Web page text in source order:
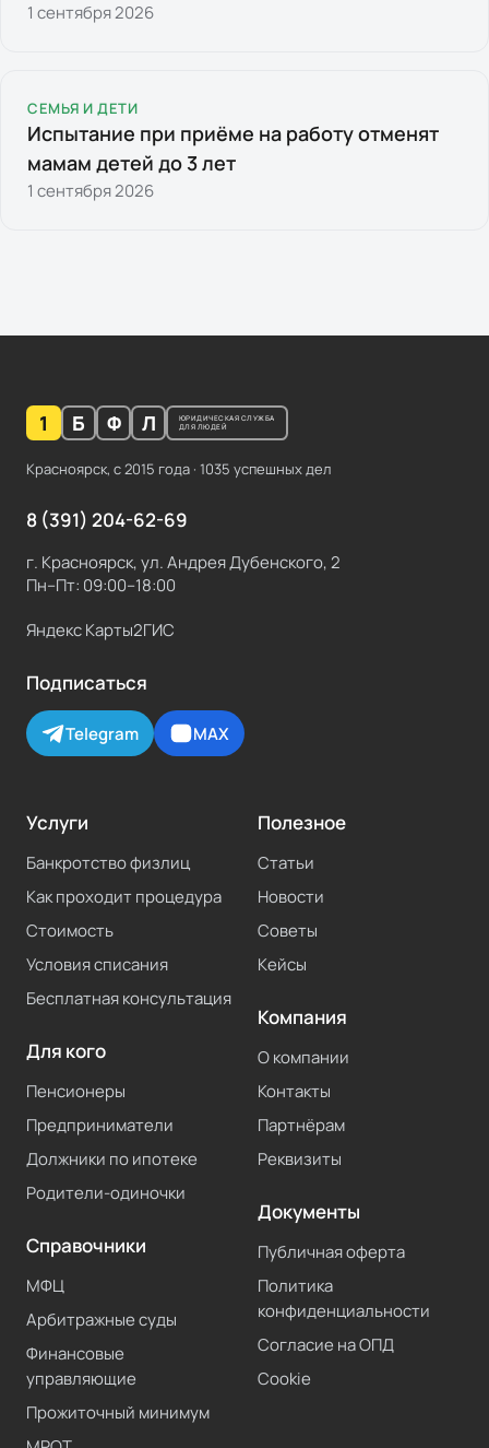
1 сентября 2026
СЕМЬЯ И ДЕТИ
Испытание при приёме на работу отменят
мамам детей до 3 лет
1 сентября 2026
1 Б Ф Л
ЮРИДИЧЕСКАЯ СЛУЖБА
ДЛЯ ЛЮДЕЙ
Красноярск, с2015 года · 1035 успешных дел
8 (391) 204-62-69
г. Красноярск, ул. Андрея Дубенского, 2
Пн–Пт: 09:00–18:00
Яндекс Карты2ГИС
Подписаться
Telegram MAX
Услуги
Банкротство физлиц
Как проходит процедура
Стоимость
Условия списания
Бесплатная консультация
Для кого
Пенсионеры
Предприниматели
Должники по ипотеке
Родители-одиночки
Справочники
МФЦ
Арбитражные суды
Финансовые
управляющие
Прожиточный минимум
Полезное
Статьи
Новости
Советы
Кейсы
Компания
О компании
Контакты
Партнёрам
Реквизиты
Документы
Публичная оферта
Политика
конфиденциальности
Согласие на ОПД
Cookie